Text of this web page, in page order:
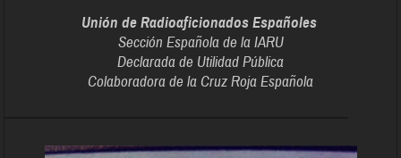
Unión de Radioaficionados Españoles
Sección Española de la IARU
Declarada de Utilidad Pública
Colaboradora de la Cruz Roja Española